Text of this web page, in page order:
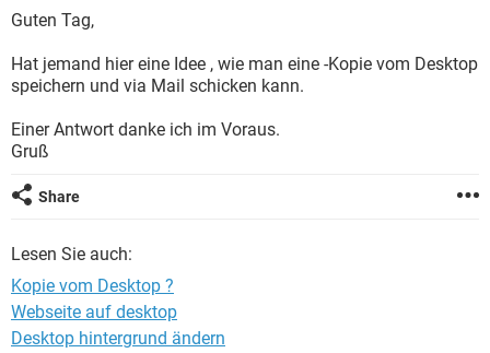
WHATSAPP
WINDOWS 10
WHATSAPP TIKTOK
SPIELE
WINDOWS 10 INSTAGRAM
WHATSAPP
FACEBOOK
Guten Tag,
Hat jemand hier eine Idee , wie man eine -Kopie vom Desktop
speichern und via Mail schicken kann.
Einer Antwort danke ich im Voraus.
Gruß
Share
Lesen Sie auch:
Kopie vom Desktop ?
Webseite auf desktop
Desktop hintergrund ändern